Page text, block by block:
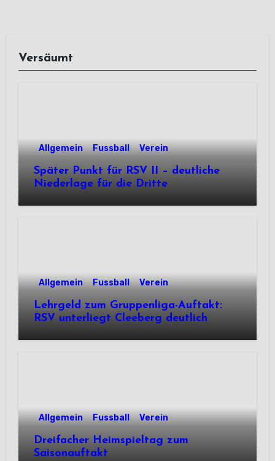
Versäumt
Allgemein Fussball Verein
Später Punkt für RSV II – deutliche
Niederlage für die Dritte
Allgemein Fussball Verein
Lehrgeld zum Gruppenliga-Auftakt:
RSV unterliegt Cleeberg deutlich
Allgemein Fussball Verein
Dreifacher Heimspieltag zum
Saisonauftakt